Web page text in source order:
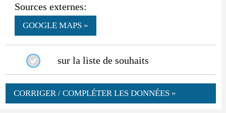
Sources externes:
GOOGLE MAPS »
sur la liste de souhaits
CORRIGER / COMPLÉTER LES DONNÉES »